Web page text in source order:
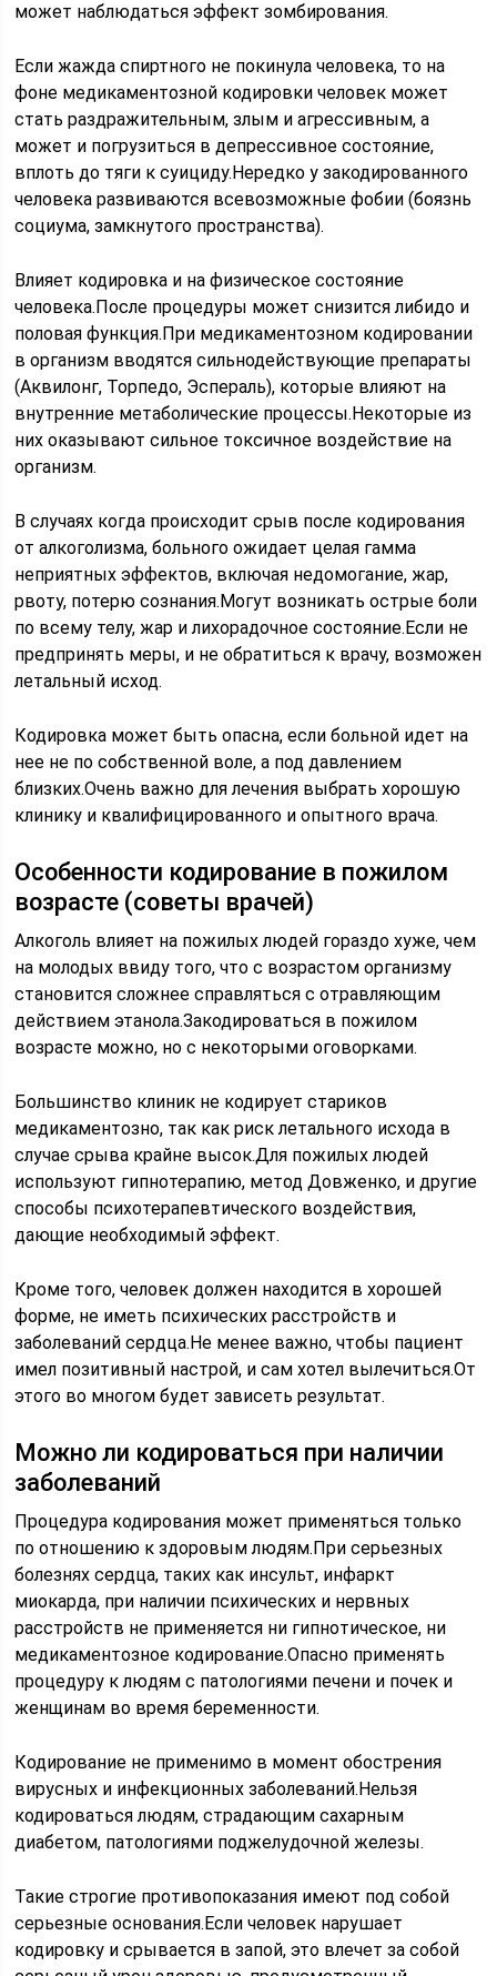
может наблюдаться эффект зомбирования.
Если жажда спиртного не покинула человека, то на
фоне медикаментозной кодировки человек может
стать раздражительным, злым и агрессивным, а
может и погрузиться в депрессивное состояние,
вплоть до тяги к суициду.Нередко у закодированного
человека развиваются всевозможные фобии (боязнь
социума, замкнутого пространства).
Влияет кодировка и на физическое состояние
человека.После процедуры может снизится либидо и
половая функция.При медикаментозном кодировании
в организм вводятся сильнодействующие препараты
(Аквилонг, Торпедо, Эспераль), которые влияют на
внутренние метаболические процессы.Некоторые из
них оказывают сильное токсичное воздействие на
организм.
В случаях когда происходит срыв после кодирования
от алкоголизма, больного ожидает целая гамма
неприятных эффектов, включая недомогание, жар,
рвоту, потерю сознания.Могут возникать острые боли
по всему телу, жар и лихорадочное состояние.Если не
предпринять меры, и не обратиться к врачу, возможен
летальный исход.
Кодировка может быть опасна, если больной идет на
нее не по собственной воле, а под давлением
близких.Очень важно для лечения выбрать хорошую
клинику и квалифицированного и опытного врача.
Особенности кодирование в пожилом
возрасте (советы врачей)
Алкоголь влияет на пожилых людей гораздо хуже, чем
на молодых ввиду того, что с возрастом организму
становится сложнее справляться с отравляющим
действием этанола.Закодироваться в пожилом
возрасте можно, но с некоторыми оговорками.
Большинство клиник не кодирует стариков
медикаментозно, так как риск летального исхода в
случае срыва крайне высок.Для пожилых людей
используют гипнотерапию, метод Довженко, и другие
способы психотерапевтического воздействия,
дающие необходимый эффект.
Кроме того, человек должен находится в хорошей
форме, не иметь психических расстройств и
заболеваний сердца.Не менее важно, чтобы пациент
имел позитивный настрой, и сам хотел вылечиться.От
этого во многом будет зависеть результат.
Можно ли кодироваться при наличии
заболеваний
Процедура кодирования может применяться только
по отношению к здоровым людям.При серьезных
болезнях сердца, таких как инсульт, инфаркт
миокарда, при наличии психических и нервных
расстройств не применяется ни гипнотическое, ни
медикаментозное кодирование.Опасно применять
процедуру к людям с патологиями печени и почек и
женщинам во время беременности.
Кодирование не применимо в момент обострения
вирусных и инфекционных заболеваний.Нельзя
кодироваться людям, страдающим сахарным
диабетом, патологиями поджелудочной железы.
Такие строгие противопоказания имеют под собой
серьезные основания.Если человек нарушает
кодировку и срывается в запой, это влечет за собой